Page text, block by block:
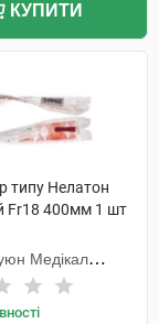
КУПИТИ
типу Нелатон
Fr18 400мм 1 шт
Медікал